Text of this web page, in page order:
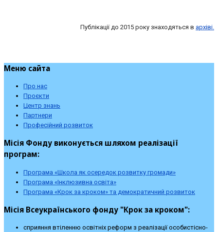
Публікації до 2015 року знаходяться в архіві.
Меню сайта
Про нас
Проєкти
Центр знань
Партнери
Професійний розвиток
Місія Фонду виконується шляхом реалізації
програм:
Програма «Школа як осередок розвитку громади»
Програма «Інклюзивна освіта»
Програма «Крок за кроком» та демократичний розвиток
Місія Всеукраїнського фонду "Крок за кроком":
сприяння втіленню освітніх реформ з реалізації особистісно-